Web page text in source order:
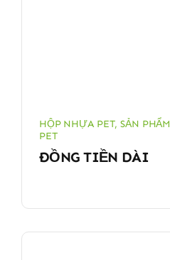
HỘP NHỰA PET,SẢN PHẨM
PET
ĐỒNG TIỀN DÀI